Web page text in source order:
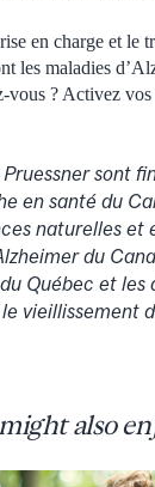
en charge et le
les maladies
vous ? Activez vos
sont
en santé du
naturelles et
du
Québec et les
vieillissement
also